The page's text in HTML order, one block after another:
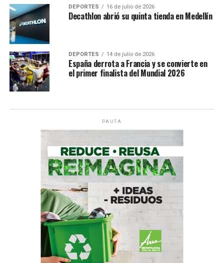
DEPORTES 16 de julio de 2026
Decathlon abrió su quinta tienda en Medellín
DEPORTES 14 de julio de 2026
España derrota a Francia y se convierte en
el primer finalista del Mundial 2026
PAUTA